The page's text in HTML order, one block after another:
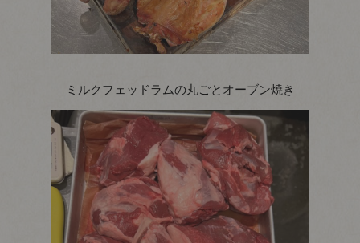
ミルクフェッドラムの丸ごとオーブン焼き